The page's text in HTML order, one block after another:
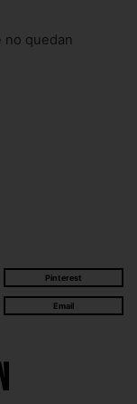
no quedan
Pinterest
Email